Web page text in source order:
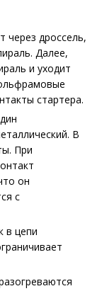
через дроссель,
Далее,
и уходит
стартера.
В
При
он
с
в цепи